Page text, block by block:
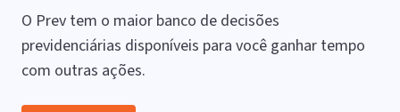
O Prev tem o maior banco de decisões
previdenciárias disponíveis para você ganhar tempo
com outras ações.